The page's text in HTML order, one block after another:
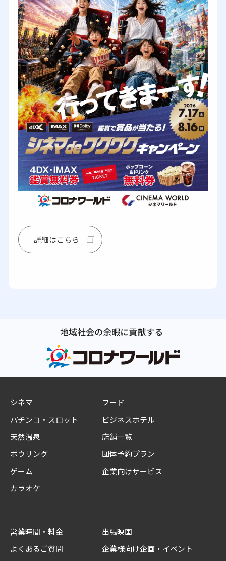
詳細はこちら
シネマ
パチンコ・スロット
天然温泉
ボウリング
ゲーム
カラオケ
フード
ビジネスホテル
店舗一覧
団体予約プラン
企業向けサービス
営業時間・料金
よくあるご質問
出張映画
企業様向け企画・イベント